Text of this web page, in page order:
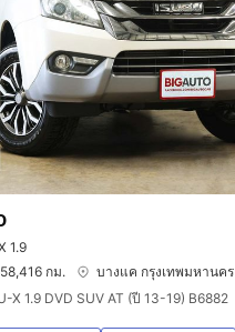
1.9
กม.
บางแค กรุงเทพมหานคร
X 1.9 DVD SUV AT (ปี 13-19) B6882